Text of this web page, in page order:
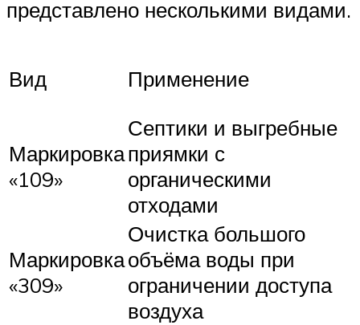
представлено несколькими видами.
Вид Применение
Маркировка
«109»
Септики и выгребные
приямки с
органическими
отходами
Маркировка
«309»
Очистка большого
объёма воды при
ограничении доступа
воздуха